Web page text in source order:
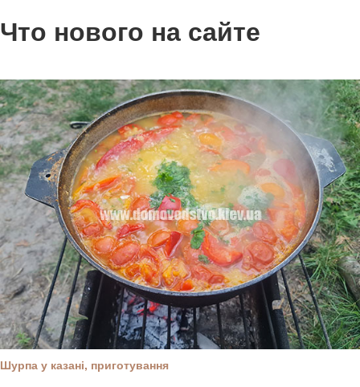
Что нового на сайте
Шурпа у казані, приготування